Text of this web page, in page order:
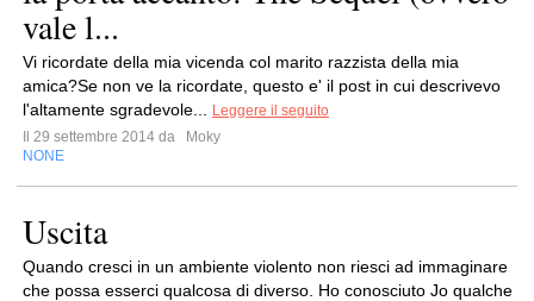
vale l...
Vi ricordate della mia vicenda col marito razzista della mia
amica?Se non ve la ricordate, questo e' il post in cui descrivevo
l'altamente sgradevole...
Leggere il seguito
Il 29 settembre 2014 da
Moky
NONE
Uscita
Quando cresci in un ambiente violento non riesci ad immaginare
che possa esserci qualcosa di diverso. Ho conosciuto Jo qualche